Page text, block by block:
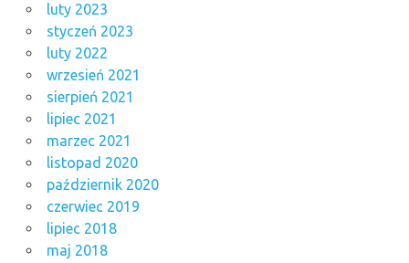
luty 2023
styczeń 2023
luty 2022
wrzesień 2021
sierpień 2021
lipiec 2021
marzec 2021
listopad 2020
październik 2020
czerwiec 2019
lipiec 2018
maj 2018